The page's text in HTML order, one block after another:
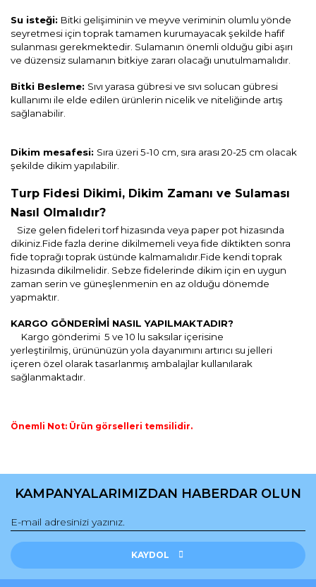
Su isteği: Bitki gelişiminin ve meyve veriminin olumlu yönde
seyretmesi için toprak tamamen kurumayacak şekilde hafif
sulanması gerekmektedir. Sulamanın önemli olduğu gibi aşırı
ve düzensiz sulamanın bitkiye zararı olacağı unutulmamalıdır.
Bitki Besleme: Sıvı yarasa gübresi ve sıvı solucan gübresi
kullanımı ile elde edilen ürünlerin nicelik ve niteliğinde artış
sağlanabilir.
Dikim mesafesi: Sıra üzeri 5-10 cm, sıra arası 20-25 cm olacak
şekilde dikim yapılabilir.
Turp Fidesi Dikimi, Dikim Zamanı ve Sulaması
Nasıl Olmalıdır?
Size gelen fideleri torf hizasında veya paper pot hizasında
dikiniz.Fide fazla derine dikilmemeli veya fide diktikten sonra
fide toprağı toprak üstünde kalmamalıdır.Fide kendi toprak
hizasında dikilmelidir. Sebze fidelerinde dikim için en uygun
zaman serin ve güneşlenmenin en az olduğu dönemde
yapmaktır.
KARGO GÖNDERİMİ NASIL YAPILMAKTADIR?
Kargo gönderimi 5 ve 10 lu saksılar içerisine
yerleştirilmiş, ürününüzün yola dayanımını artırıcı su jelleri
içeren özel olarak tasarlanmış ambalajlar kullanılarak
sağlanmaktadır.
Önemli Not: Ürün görselleri temsilidir.
konularda yetersiz gördüğünüz noktaları öneri formunu
Görüş ve önerileriniz için teşekkür ederiz.
Ürün resmi kalitesiz, bozuk veya görüntülenemiyor.
Ürün açıklamasında eksik bilgiler bulunuyor.
KAMPANYALARIMIZDAN HABERDAR OLUN
KAYDOL